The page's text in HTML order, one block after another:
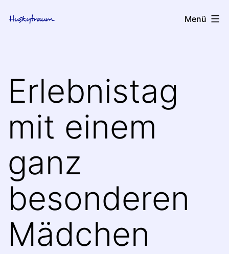
Inhalt
huskytraum Menü
Erlebnistag
mit einem
ganz
besonderen
Mädchen